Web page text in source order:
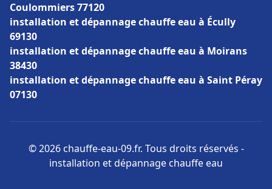
Coulommiers 77120
installation et dépannage chauffe eau à Écully
69130
installation et dépannage chauffe eau à Moirans
38430
installation et dépannage chauffe eau à Saint Péray
07130
© 2026 chauffe-eau-09.fr. Tous droits réservés -
installation et dépannage chauffe eau